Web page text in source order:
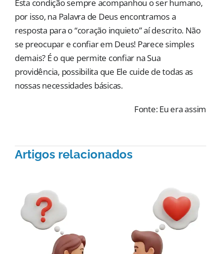
Esta condição sempre acompanhou o ser humano,
por isso, na Palavra de Deus encontramos a
resposta para o “coração inquieto” aí descrito. Não
se preocupar e confiar em Deus! Parece simples
demais? É o que permite confiar na Sua
providência, possibilita que Ele cuide de todas as
nossas necessidades básicas.
Fonte: Eu era assim
Artigos relacionados